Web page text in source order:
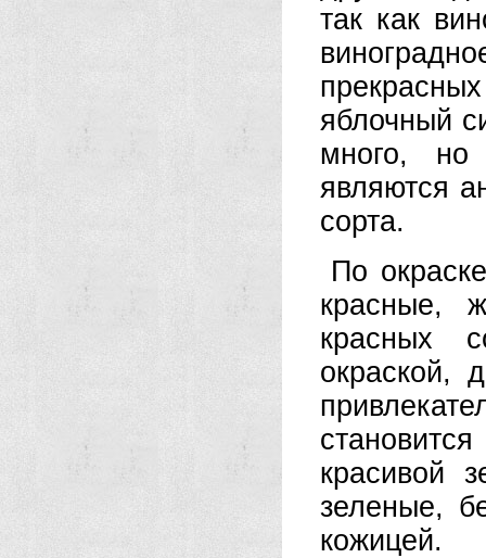
так как
яблочный
много, но
являются
сорта.
По
красные,
красных
окраской,
красивой
зеленые,
кожицей.